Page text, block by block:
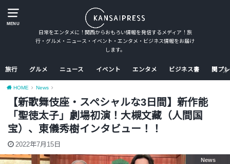
MENU
日常をエンタメに！関西からおもろい情報を発信するメディア！旅
行・グルメ・ニュース・イベント・エンタメ・ビジネス情報をお届け
します。
旅行 グルメ ニュース イベント エンタメ ビジネス書 関プ
HOME News
【新歌舞伎座・スペシャルな3日間】新作能
「聖徳太子」劇場初演！大槻文藏（人間国
宝）、東儀秀樹インタビュー！！
2022年7月15日
News